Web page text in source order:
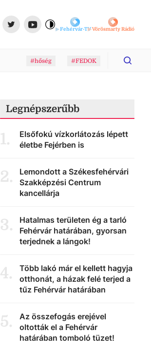
Fehérvár-TVVörösmarty Rádió
#hőség #FEDOK
Legnépszerűbb
1.
Elsőfokú vízkorlátozás lépett
életbe Fejérben is
2.
Lemondott a Székesfehérvári
Szakképzési Centrum
kancellárja
3.
Hatalmas területen ég a tarló
Fehérvár határában, gyorsan
terjednek a lángok!
4.
Több lakó már el kellett hagyja
otthonát, a házak felé terjed a
tűz Fehérvár határában
5.
Az összefogás erejével
oltották el a Fehérvár
határában tomboló tüzet!